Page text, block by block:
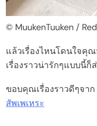
© MuukenTuuken /
แล้วเรื่องไหนโดนใจคุ
เรื่องราวน่ารักๆแบบนี้ก็
ขอบคุณเรื่องราวดีๆจาก
สัพเพเหระ